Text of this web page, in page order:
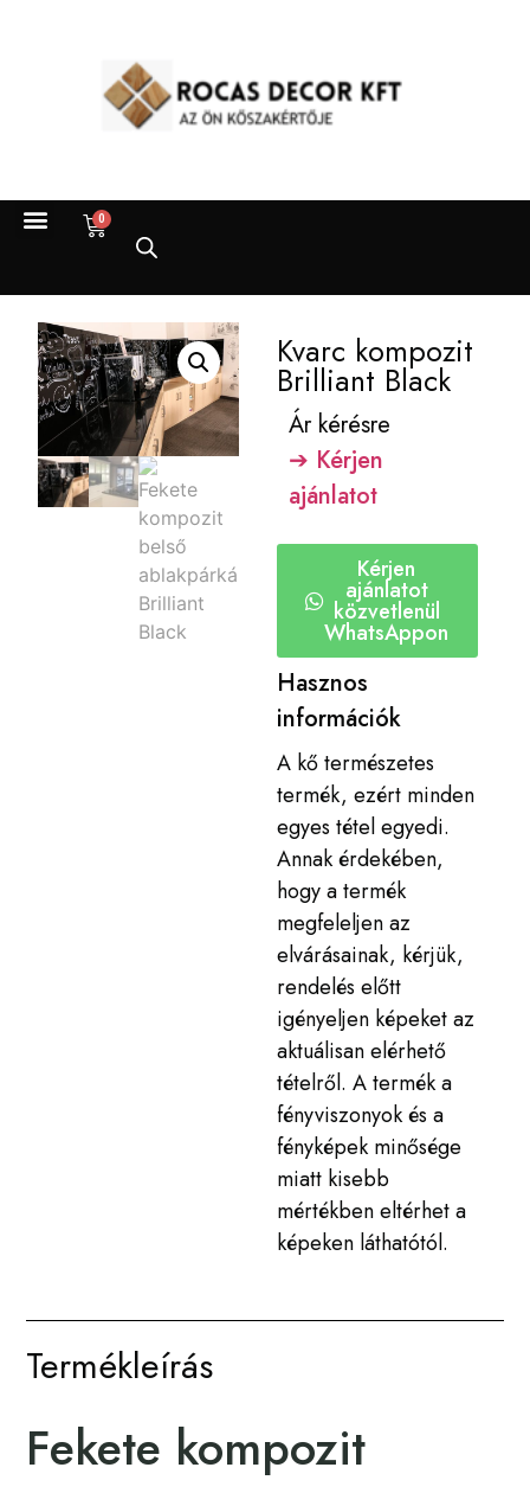
0
Kvarc kompozit
Brilliant Black
Ár kérésre
➔ Kérjen
ajánlatot
Kérjen
ajánlatot
közvetlenül
WhatsAppon
Hasznos
információk
A kő természetes
termék, ezért minden
egyes tétel egyedi.
Annak érdekében,
hogy a termék
megfeleljen az
elvárásainak, kérjük,
rendelés előtt
igényeljen képeket az
aktuálisan elérhető
tételről. A termék a
fényviszonyok és a
fényképek minősége
miatt kisebb
mértékben eltérhet a
képeken láthatótól.
Termékleírás
Fekete kompozit